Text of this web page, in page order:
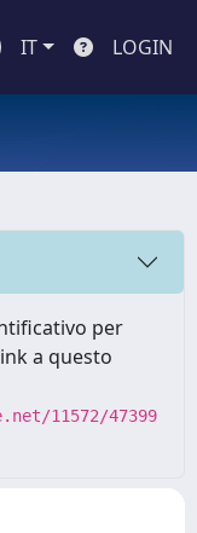
IT LOGIN
per
a questo
11572/47399